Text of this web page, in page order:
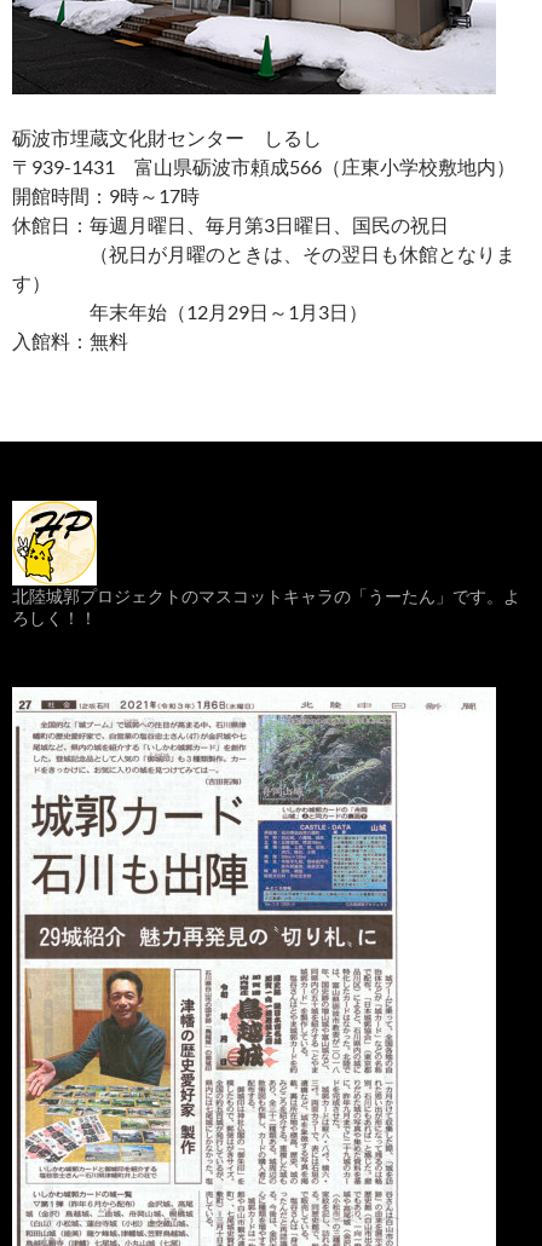
砺波市埋蔵文化財センター しるし
〒939-1431 富山県砺波市頼成566（庄東小学校敷地内）
開館時間：9時～17時
休館日：毎週月曜日、毎月第3日曜日、国民の祝日
（祝日が月曜のときは、その翌日も休館となりま
す）
年末年始（12月29日～1月3日）
入館料：無料
北陸城郭プロジェクトのマスコットキャラの「うーたん」です。よ
ろしく！！